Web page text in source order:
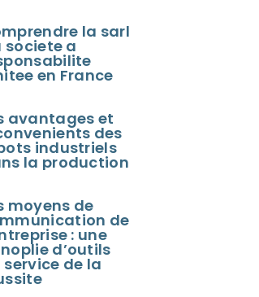
la sarl
societe a
en France
avantages et
des
industriels
la production
moyens de
de
: une
d’outils
service de la